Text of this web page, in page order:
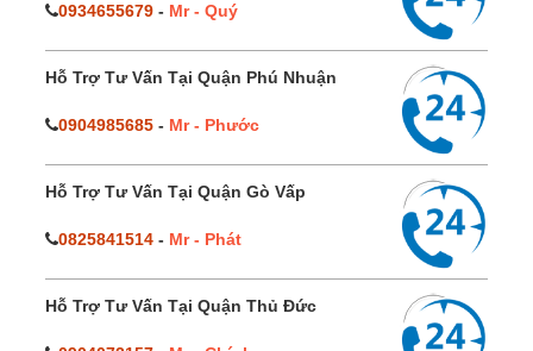
0934655679 - Mr - Quý
Hỗ Trợ Tư Vấn Tại Quận Phú Nhuận
0904985685 - Mr - Phước
Hỗ Trợ Tư Vấn Tại Quận Gò Vấp
0825841514 - Mr - Phát
Hỗ Trợ Tư Vấn Tại Quận Thủ Đức